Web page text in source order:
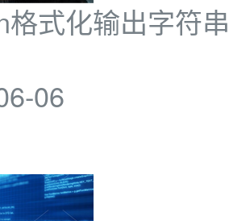
格式化输出字符
06